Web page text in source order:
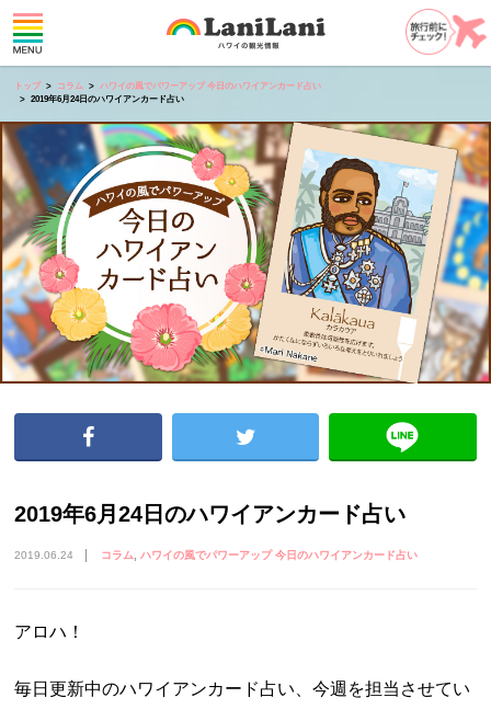
トップ コラム
ハワイの風でパワーアップ 今日のハワイアンカード占い
2019年6月24日のハワイアンカード占い
2019年6月24日のハワイアンカード占い
2019.06.24 コラム ハワイの風でパワーアップ 今日のハワイアンカード占い
アロハ！
毎日更新中のハワイアンカード占い、今週を担当させてい